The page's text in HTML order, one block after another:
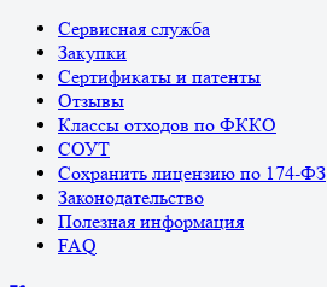
Сервисная служба
Закупки
Сертификаты и патенты
Отзывы
Классы отходов по ФККО
СОУТ
Сохранить лицензию по 174-ФЗ
Законодательство
Полезная информация
FAQ